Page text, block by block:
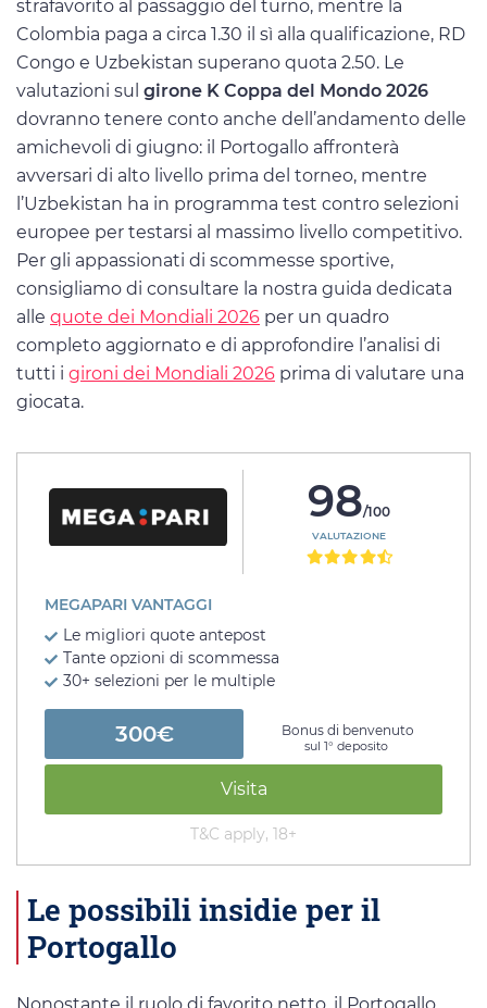
strafavorito al passaggio del turno, mentre la
Colombia paga a circa 1.30 il sì alla qualificazione, RD
Congo e Uzbekistan superano quota 2.50. Le
valutazioni sul girone K Coppa del Mondo 2026
dovranno tenere conto anche dell’andamento delle
amichevoli di giugno: il Portogallo affronterà
avversari di alto livello prima del torneo, mentre
l’Uzbekistan ha in programma test contro selezioni
europee per testarsi al massimo livello competitivo.
Per gli appassionati di scommesse sportive,
consigliamo di consultare la nostra guida dedicata
alle quote dei Mondiali 2026 per un quadro
completo aggiornato e di approfondire l’analisi di
tutti i gironi dei Mondiali 2026 prima di valutare una
giocata.
98/100
VALUTAZIONE
MEGAPARI VANTAGGI
Le migliori quote antepost
Tante opzioni di scommessa
30+ selezioni per le multiple
300€ Bonus di benvenuto
sul 1° deposito
Visita
T&C apply, 18+
Le possibili insidie per il
Portogallo
Nonostante il ruolo di favorito netto, il Portogallo